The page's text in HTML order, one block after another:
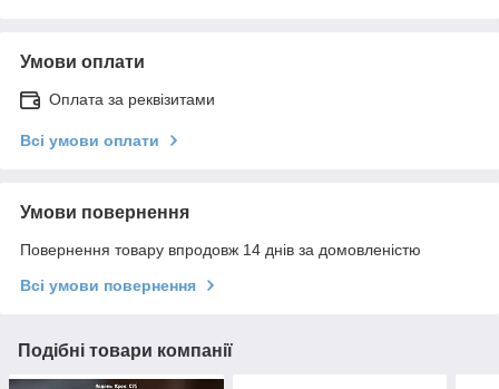
Умови оплати
Оплата за реквізитами
Всі умови оплати
Умови повернення
Повернення товару впродовж 14 днів за домовленістю
Всі умови повернення
Подібні товари компанії